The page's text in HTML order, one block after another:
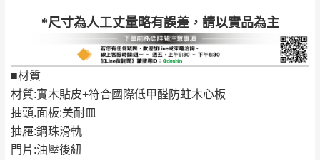
*尺寸為人工丈量略有誤差，請以實品為主
■材質
材質:實木貼皮+符合國際低甲醛防蛀木心板
抽頭.面板:美耐皿
抽屜:鋼珠滑軌
門片:油壓後紐
基隆
$ 9,000以下：
NT$500元
＊A108產品另收運費
基隆山區
苗栗
運費
卓蘭鎮、三灣、通
機當天到貨前皆會再與您通知，讓你不用整
天在家等貨，以節省您的寶貴時間。
由於百貨公司配送較為不易，故暫無法配送
至百貨公司內部。
發票寄送：
若您選擇三聯式或索取兩聯式發票，發票將於商品